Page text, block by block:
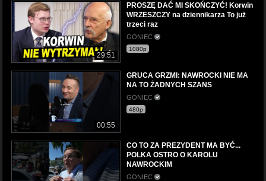
29:51
PROSZĘ DAĆ MI SKOŃCZYĆ! Korwin
WRZESZCZY na dziennikarza To już
trzeci raz
GONIEC
1080p
00:55
GRUCA GRZMI: NAWROCKI NIE MA
NA TO ŻADNYCH SZANS
GONIEC
480p
CO TO ZA PREZYDENT MA BYĆ...
POLKA OSTRO O KAROLU
NAWROCKIM
GONIEC